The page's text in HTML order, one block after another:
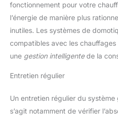
fonctionnement pour votre
l’énergie de manière plus
inutiles. Les systèmes de
compatibles avec les
une gestion intelligentede la
Entretien régulier
Un entretien régulier du
s’agit notamment de vérifier